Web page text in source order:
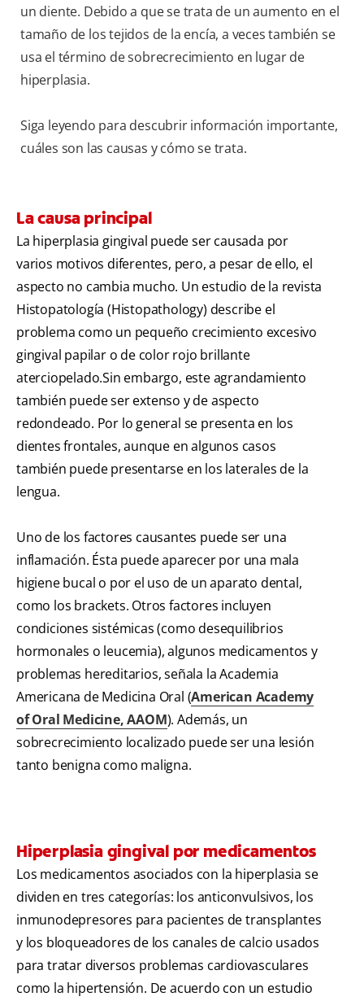
un diente. Debido a que se trata de un aumento en el
tamaño de los tejidos de la encía, a veces también se
usa el término de sobrecrecimiento en lugar de
hiperplasia.
Siga leyendo para descubrir información importante,
cuáles son las causas y cómo se trata.
La causa principal
La hiperplasia gingival puede ser causada por
varios motivos diferentes, pero, a pesar de ello, el
aspecto no cambia mucho. Un estudio de la revista
Histopatología (Histopathology) describe el
problema como un pequeño crecimiento excesivo
gingival papilar o de color rojo brillante
aterciopelado.Sin embargo, este agrandamiento
también puede ser extenso y de aspecto
redondeado. Por lo general se presenta en los
dientes frontales, aunque en algunos casos
también puede presentarse en los laterales de la
lengua.
Uno de los factores causantes puede ser una
inflamación. Ésta puede aparecer por una mala
higiene bucal o por el uso de un aparato dental,
como los brackets. Otros factores incluyen
condiciones sistémicas (como desequilibrios
hormonales o leucemia), algunos medicamentos y
problemas hereditarios, señala la Academia
Americana de Medicina Oral (American Academy
of Oral Medicine, AAOM). Además, un
sobrecrecimiento localizado puede ser una lesión
tanto benigna como maligna.
Hiperplasia gingival por medicamentos
Los medicamentos asociados con la hiperplasia se
dividen en tres categorías: los anticonvulsivos, los
inmunodepresores para pacientes de transplantes
y los bloqueadores de los canales de calcio usados
para tratar diversos problemas cardiovasculares
como la hipertensión. De acuerdo con un estudio